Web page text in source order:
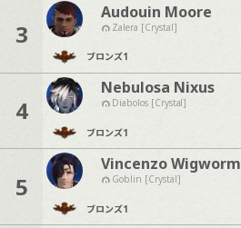
3
Audouin Moore
Zalera [Crystal]
ブロンズ1
4
Nebulosa Nixus
Diabolos [Crystal]
ブロンズ1
5
Vincenzo Wigworm
Goblin [Crystal]
ブロンズ1